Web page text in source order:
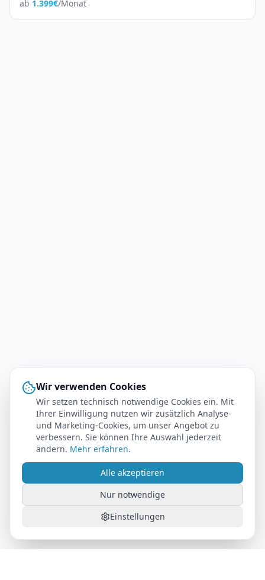
ab 1.399€/Monat
Wir verwenden Cookies
Wir setzen technisch notwendige Cookies ein. Mit
Ihrer Einwilligung nutzen wir zusätzlich Analyse-
und Marketing-Cookies, um unser Angebot zu
verbessern. Sie können Ihre Auswahl jederzeit
ändern. Mehr erfahren.
Einstellungen
Nur notwendige
Alle akzeptieren